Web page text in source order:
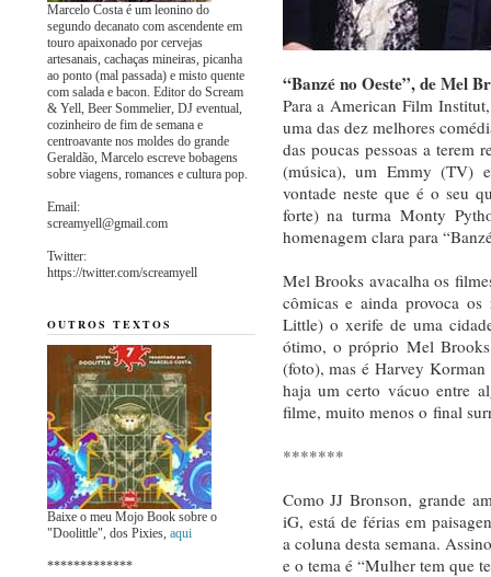
“Banzé no Oeste”, de Mel
Para a American Film
uma das dez melhores
das poucas pessoas a terem
(música), um Emmy (TV)
vontade neste que é o seu
forte) na turma Monty
homenagem clara para
Mel Brooks avacalha os
cômicas e ainda provoca
Little) o xerife de uma
ótimo, o próprio Mel Brooks
(foto), mas é Harvey
haja um certo vácuo entre
filme, muito menos o final
*******
Como JJ Bronson, grande
iG, está de férias em
a coluna desta semana.
e o tema é “Mulher tem que
Marcelo Costa é um leonino do
segundo decanato com ascendente em
touro apaixonado por cervejas
artesanais, cachaças mineiras, picanha
ao ponto (mal passada) e misto quente
com salada e bacon. Editor do Scream
& Yell, Beer Sommelier, DJ eventual,
cozinheiro de fim de semana e
centroavante nos moldes do grande
Geraldão, Marcelo escreve bobagens
sobre viagens, romances e cultura pop.
Email:
screamyell@gmail.com
Twitter:
https://twitter.com/screamyell
OUTROS TEXTOS
Baixe o meu Mojo Book sobre o
"Doolittle", dos Pixies, aqui
*************